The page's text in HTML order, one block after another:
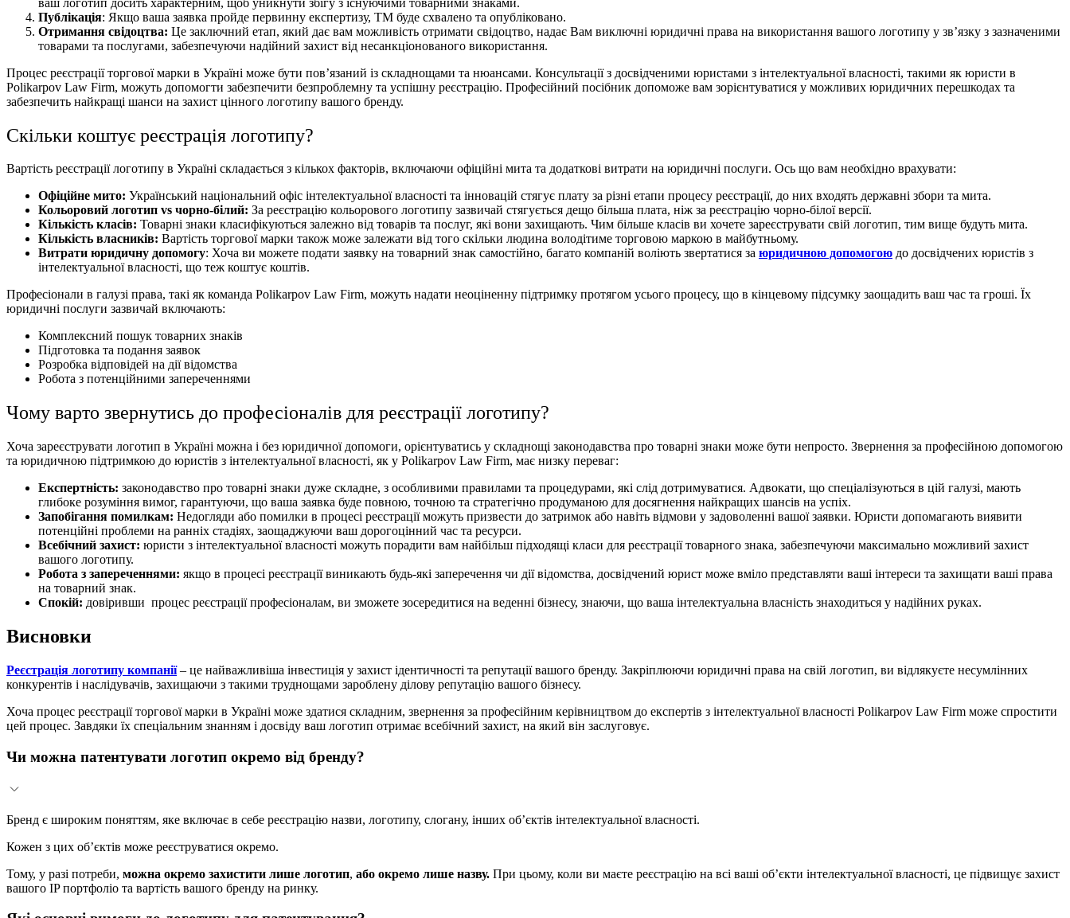
Публікація: Якщо ваша заявка пройде первинну експертизу, ТМ буде схвалено та опубліковано.
Отримання свідоцтва: Це заключний етап, який дає вам можливість отримати свідоцтво, надає Вам виключні юридичні права на використання вашого логотипу у зв’язку з зазначеними
товарами та послугами, забезпечуючи надійний захист від несанкціонованого використання.
Процес реєстрації торгової марки в Україні може бути пов’язаний із складнощами та нюансами. Консультації з досвідченими юристами з інтелектуальної власності, такими як юристи в
Polikarpov Law Firm, можуть допомогти забезпечити безпроблемну та успішну реєстрацію. Професійний посібник допоможе вам зорієнтуватися у можливих юридичних перешкодах та
забезпечить найкращі шанси на захист цінного логотипу вашого бренду.
Скільки коштує реєстрація логотипу?
Вартість реєстрації логотипу в Україні складається з кількох факторів, включаючи офіційні мита та додаткові витрати на юридичні послуги. Ось що вам необхідно врахувати:
Офіційне мито: Український національний офіс інтелектуальної власності та інновацій стягує плату за різні етапи процесу реєстрації, до них входять державні збори та мита.
Кольоровий логотип vs чорно-білий: За реєстрацію кольорового логотипу зазвичай стягується дещо більша плата, ніж за реєстрацію чорно-білої версії.
Кількість класів: Товарні знаки класифікуються залежно від товарів та послуг, які вони захищають. Чим більше класів ви хочете зареєструвати свій логотип, тим вище будуть мита.
Кількість власників: Вартість торгової марки також може залежати від того скільки людина володітиме торговою маркою в майбутньому.
Витрати юридичну допомогу: Хоча ви можете подати заявку на товарний знак самостійно, багато компаній воліють звертатися за юридичною допомогою до досвідчених юристів з
інтелектуальної власності, що теж коштує коштів.
Професіонали в галузі права, такі як команда Polikarpov Law Firm, можуть надати неоціненну підтримку протягом усього процесу, що в кінцевому підсумку заощадить ваш час та гроші. Їх
юридичні послуги зазвичай включають:
Комплексний пошук товарних знаків
Підготовка та подання заявок
Розробка відповідей на дії відомства
Робота з потенційними запереченнями
Чому варто звернутись до професіоналів для реєстрації логотипу?
Хоча зареєструвати логотип в Україні можна і без юридичної допомоги, орієнтуватись у складнощі законодавства про товарні знаки може бути непросто. Звернення за професійною допомогою
та юридичною підтримкою до юристів з інтелектуальної власності, як у Polikarpov Law Firm, має низку переваг:
Експертність: законодавство про товарні знаки дуже складне, з особливими правилами та процедурами, які слід дотримуватися. Адвокати, що спеціалізуються в цій галузі, мають
глибоке розуміння вимог, гарантуючи, що ваша заявка буде повною, точною та стратегічно продуманою для досягнення найкращих шансів на успіх.
Запобігання помилкам: Недогляди або помилки в процесі реєстрації можуть призвести до затримок або навіть відмови у задоволенні вашої заявки. Юристи допомагають виявити
потенційні проблеми на ранніх стадіях, заощаджуючи ваш дорогоцінний час та ресурси.
Всебічний захист: юристи з інтелектуальної власності можуть порадити вам найбільш підходящі класи для реєстрації товарного знака, забезпечуючи максимально можливий захист
вашого логотипу.
Робота з запереченнями: якщо в процесі реєстрації виникають будь-які заперечення чи дії відомства, досвідчений юрист може вміло представляти ваші інтереси та захищати ваші права
на товарний знак.
Спокій: довіривши процес реєстрації професіоналам, ви зможете зосередитися на веденні бізнесу, знаючи, що ваша інтелектуальна власність знаходиться у надійних руках.
Висновки
Реєстрація логотипу компанії – це найважливіша інвестиція у захист ідентичності та репутації вашого бренду. Закріплюючи юридичні права на свій логотип, ви відлякуєте несумлінних
конкурентів і наслідувачів, захищаючи з такими труднощами зароблену ділову репутацію вашого бізнесу.
Хоча процес реєстрації торгової марки в Україні може здатися складним, звернення за професійним керівництвом до експертів з інтелектуальної власності Polikarpov Law Firm може спростити
цей процес. Завдяки їх спеціальним знанням і досвіду ваш логотип отримає всебічний захист, на який він заслуговує.
Чи можна патентувати логотип окремо від бренду?
Бренд є широким поняттям, яке включає в себе реєстрацію назви, логотипу, слогану, інших об’єктів інтелектуальної власності.
Кожен з цих об’єктів може реєструватися окремо.
Тому, у разі потреби, можна окремо захистити лише логотип, або окремо лише назву. При цьому, коли ви маєте реєстрацію на всі ваші об’єкти інтелектуальної власності, це підвищує захист
вашого IP портфоліо та вартість вашого бренду на ринку.